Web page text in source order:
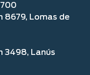
8679, Lomas de
3498, Lanús